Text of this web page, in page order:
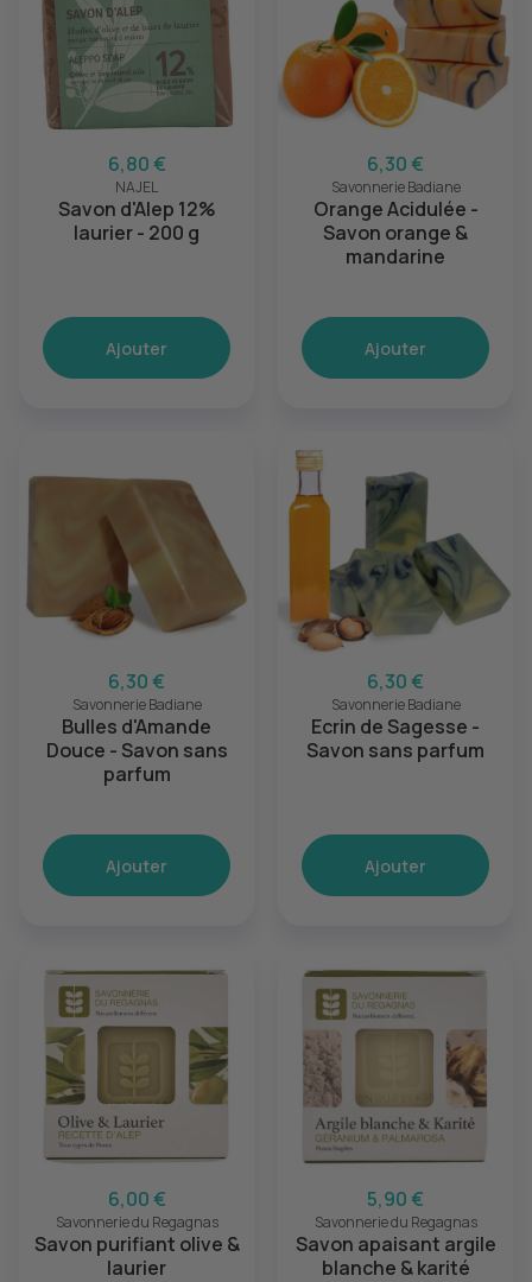
6,80 €
NAJEL
Savon d'Alep 12%
laurier - 200 g
Ajouter
6,30 €
Savonnerie Badiane
Orange Acidulée -
Savon orange &
mandarine
Ajouter
6,30 €
Savonnerie Badiane
Bulles d'Amande
Douce - Savon sans
parfum
Ajouter
6,30 €
Savonnerie Badiane
Ecrin de Sagesse -
Savon sans parfum
Ajouter
6,00 €
Savonnerie du Regagnas
Savon purifiant olive &
laurier
5,90 €
Savonnerie du Regagnas
Savon apaisant argile
blanche & karité